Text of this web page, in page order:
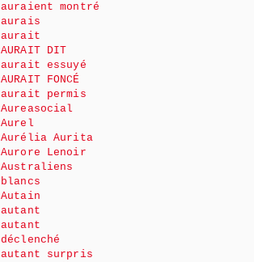
auraient montré
aurais
aurait
AURAIT DIT
aurait essuyé
AURAIT FONCÉ
aurait permis
Aureasocial
Aurel
Aurélia Aurita
Aurore Lenoir
Australiens
blancs
Autain
autant
autant
déclenché
autant surpris